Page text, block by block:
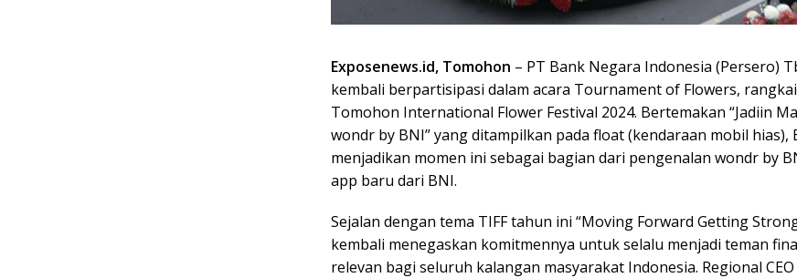
Exposenews.id, Tomohon – PT Bank Negara Indonesia (Persero)
kembali berpartisipasi dalam acara Tournament of Flowers,
Tomohon International Flower Festival 2024. Bertemakan “Jadiin
wondr by BNI” yang ditampilkan pada float (kendaraan mobil hias),
menjadikan momen ini sebagai bagian dari pengenalan wondr by
app baru dari BNI.
Sejalan dengan tema TIFF tahun ini “Moving Forward Getting
kembali menegaskan komitmennya untuk selalu menjadi teman
relevan bagi seluruh kalangan masyarakat Indonesia. Regional